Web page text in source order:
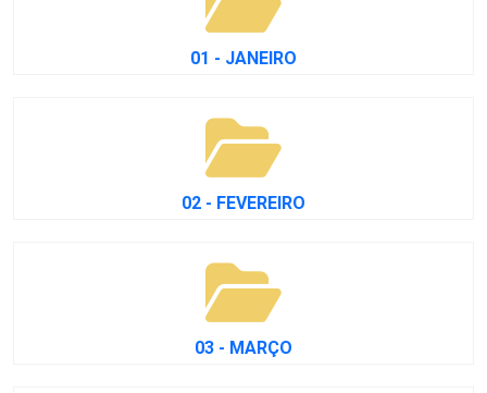
01 - JANEIRO
02 - FEVEREIRO
03 - MARÇO